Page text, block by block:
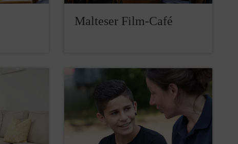
Malteser Film-Café